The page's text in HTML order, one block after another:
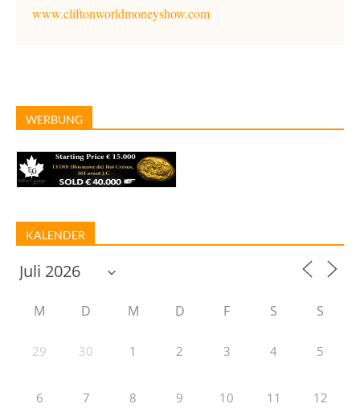
www.cliftonworldmoneyshow.com
WERBUNG
KALENDER
M D M D F S S
29 30 1 2 3 4 5
6 7 8 9 10 11 12